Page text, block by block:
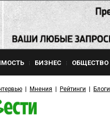
БИЗНЕС ОБЩЕСТВО
Мнения Рейтинги Блоги